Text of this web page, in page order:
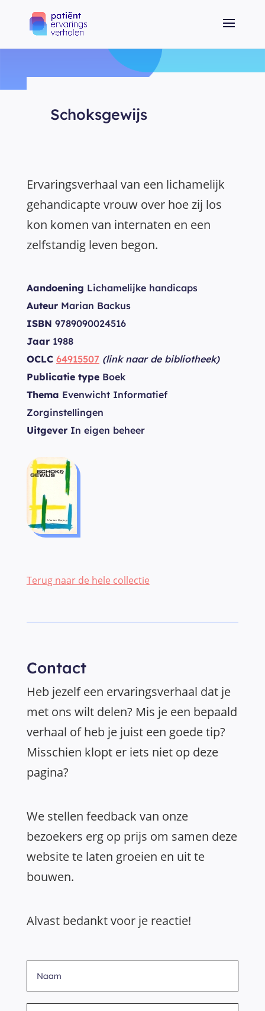
Schoksgewijs
Ervaringsverhaal van een lichamelijk
gehandicapte vrouw over hoe zij los
kon komen van internaten en een
zelfstandig leven begon.
Aandoening Lichamelijke handicaps
Auteur Marian Backus
ISBN 9789090024516
Jaar 1988
OCLC 64915507 (link naar de bibliotheek)
Publicatie type Boek
Thema Evenwicht Informatief
Zorginstellingen
Uitgever In eigen beheer
Terug naar de hele collectie
Contact
Heb jezelf een ervaringsverhaal dat je
met ons wilt delen? Mis je een bepaald
verhaal of heb je juist een goede tip?
Misschien klopt er iets niet op deze
pagina?
We stellen feedback van onze
bezoekers erg op prijs om samen deze
website te laten groeien en uit te
bouwen.
Alvast bedankt voor je reactie!